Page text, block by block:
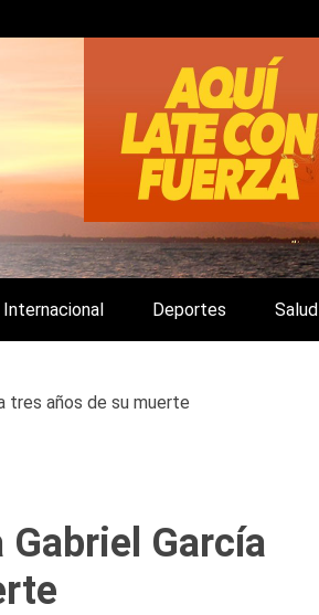
GENERAL.
Internacional Deportes Salud
tres años de su muerte
García